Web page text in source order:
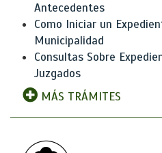
Antecedentes
Como Iniciar un
Municipalidad
Consultas Sobre
Juzgados
MÁS TRÁMITES